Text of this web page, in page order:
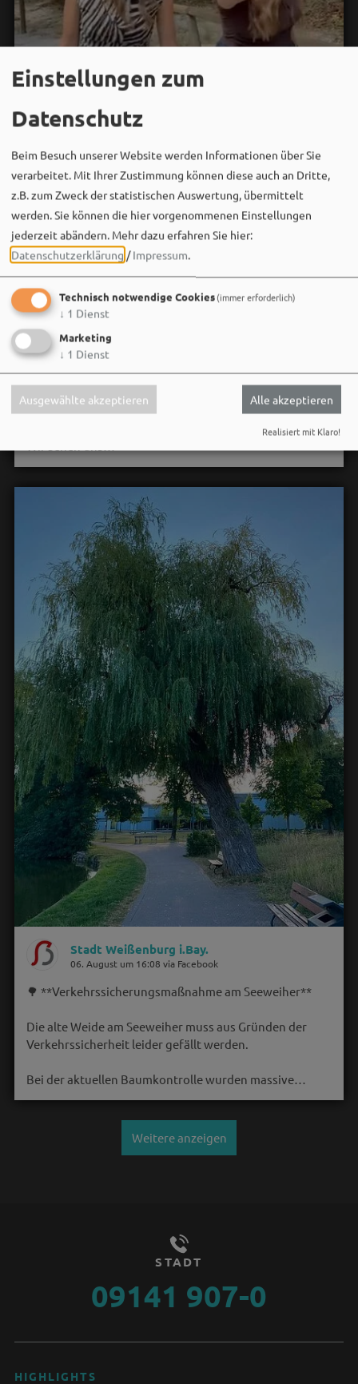
Bergwaldtheater
06. August um 18:08 via Facebook
Sei wie Luisa & Chiara!
Komm am 08.08. ins Bergwaldtheater und hol dir deinen
neuen Ohrwurm. 🎤✨
Gute Musik, beste Stimmung und ein Sommerabend,
der im Kopf bleibt. 🌿🎵
Stadt Weißenburg i.Bay.
06. August um 16:08 via Facebook
🌳 **Verkehrssicherungsmaßnahme am Seeweiher**
Die alte Weide am Seeweiher muss aus Gründen der
Verkehrssicherheit leider gefällt werden.
Bei der aktuellen Baumkontrolle wurden massive…
Weitere anzeigen
STADT
09141 907-0
HIGHLIGHTS
Einstellungen zum
Datenschutz
Beim Besuch unserer Website werden Informationen über Sie
verarbeitet. Mit Ihrer Zustimmung können diese auch an Dritte,
z.B. zum Zweck der statistischen Auswertung, übermittelt
werden. Sie können die hier vorgenommenen Einstellungen
jederzeit abändern. Mehr dazu erfahren Sie hier:
Datenschutzerklärung /Impressum.
Technisch notwendige Cookies(immer erforderlich)
↓ 1 Dienst
Marketing
↓ 1 Dienst
Ausgewählte akzeptieren Alle akzeptieren
Realisiert mit Klaro!